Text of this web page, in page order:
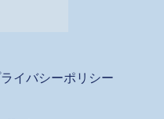
イバシーポリシー